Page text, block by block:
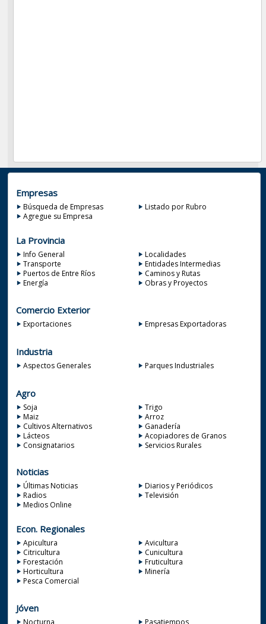
Empresas
Búsqueda de Empresas
Listado por Rubro
Agregue su Empresa
La Provincia
Info General
Localidades
Transporte
Entidades Intermedias
Puertos de Entre Ríos
Caminos y Rutas
Energía
Obras y Proyectos
Comercio Exterior
Exportaciones Empresas Exportadoras
Industria
Aspectos Generales Parques Industriales
Agro
Soja
Trigo
Maiz
Arroz
Cultivos Alternativos
Ganadería
Lácteos
Acopiadores de Granos
Consignatarios
Servicios Rurales
Noticias
Últimas Noticias
Diarios y Periódicos
Radios
Televisión
Medios Online
Econ. Regionales
Apicultura
Avicultura
Citricultura
Cunicultura
Forestación
Fruticultura
Horticultura
Minería
Pesca Comercial
Jóven
Nocturna Pasatiempos